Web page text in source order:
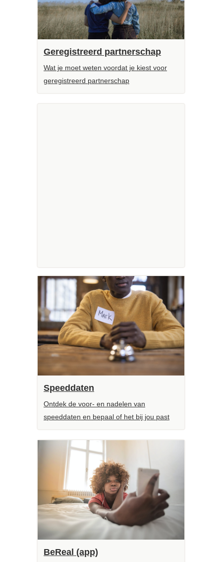
Geregistreerd partnerschap
Wat je moet weten voordat je kiest voor
geregistreerd partnerschap
Speeddaten
Ontdek de voor- en nadelen van
speeddaten en bepaal of het bij jou past
BeReal (app)